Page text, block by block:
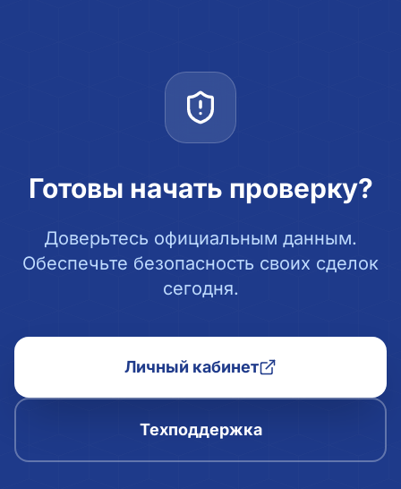
Готовы начать проверку?
Доверьтесь официальным данным.
Обеспечьте безопасность своих сделок
сегодня.
Личный кабинет
Техподдержка